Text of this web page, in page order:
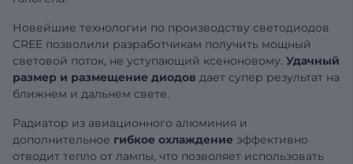
Новейшие технологии по производству светодиодов
CREE позволили разработчикам получить мощный
световой поток, не уступающий ксеноновому. Удачный
размер и размещение диодов дает супер результат на
ближнем и дальнем свете.
Радиатор из авиационного алюминия и
дополнительное гибкое охлаждение эффективно
отводит тепло от лампы, что позволяет использовать